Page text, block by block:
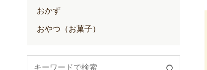
おかず
おやつ（お菓子）